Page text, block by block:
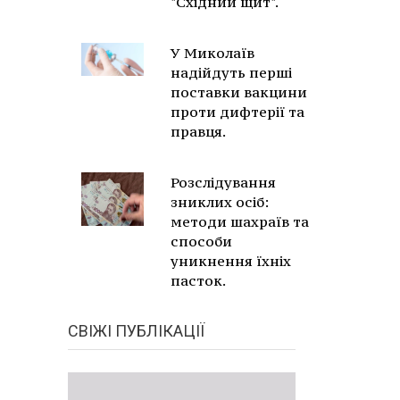
У Миколаїв
надійдуть перші
поставки вакцини
проти дифтерії та
правця.
Розслідування
зниклих осіб:
методи шахраїв та
способи
уникнення їхніх
пасток.
СВІЖІ ПУБЛІКАЦІЇ